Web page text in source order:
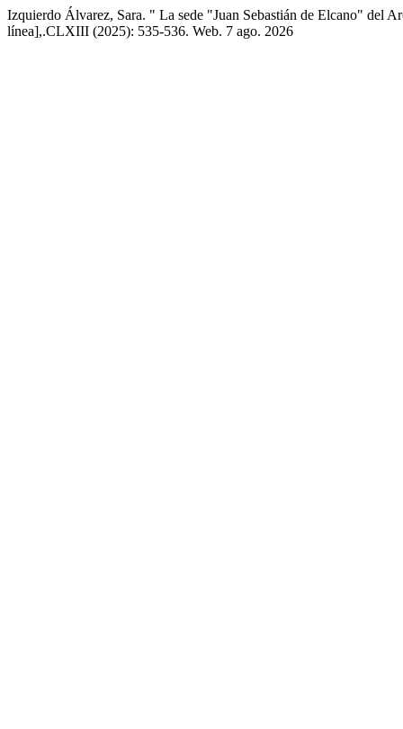
Izquierdo Álvarez, Sara. " La sede "Juan Sebastián de Elcano" del
línea],.CLXIII (2025): 535-536. Web. 7 ago. 2026